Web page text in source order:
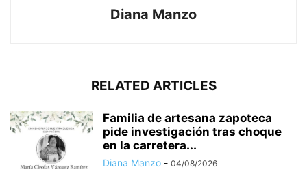
Diana Manzo
RELATED ARTICLES
Familia de artesana zapoteca
pide investigación tras choque
en la carretera...
Diana Manzo - 04/08/2026